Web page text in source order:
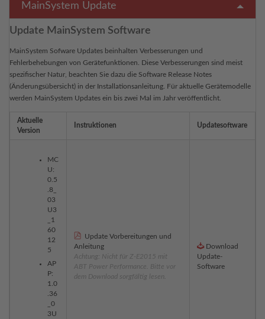
MainSystem Update
Update MainSystem Software
MainSystem Sofware Updates beinhalten Verbesserungen und
Fehlerbehebungen von Gerätefunktionen. Diese Verbesserungen sind meist
spezifischer Natur, beachten Sie dazu die Software Release Notes
(Änderungsübersicht) in der Installationsanleitung. Für aktuelle Gerätemodelle
werden MainSystem Updates ein bis zwei Mal im Jahr veröffentlicht.
Aktuelle
Version
Instruktionen Updatesoftware
MC
U:
0.5
.8_
03
U3
_1
60
12
5
AP
P:
1.0
.36
_0
3U
Update Vorbereitungen und
Anleitung
Achtung: Nicht für Z-E2015 mit
ABT Power Performance. Bitte vor
dem Download sorgfältig lesen.
Download
Update-
Software